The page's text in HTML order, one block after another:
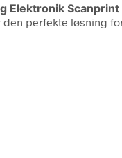
Elektronik
perfekte løsning